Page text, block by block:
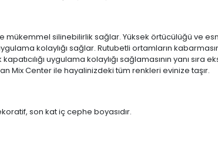
silinebilirlik sağlar. Yüksek örtücülüğü ve
kolaylığı sağlar. Rutubetli ortamların
uygulama kolaylığı sağlamasının yanı
Mix Center ile hayalinizdeki tüm renkleri evinize taşır.
son kat iç cephe boyasıdır.